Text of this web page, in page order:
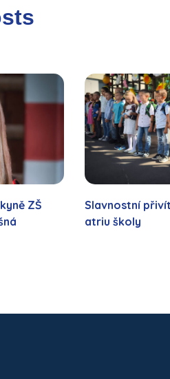
ZŠ
Slavnostní
atriu školy